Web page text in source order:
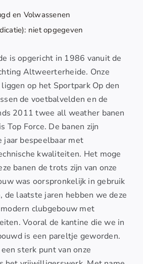
en Volwassenen
niet opgegeven
is opgericht in 1986 vanuit de
Altweerterheide. Onze
op het Sportpark Op den
de voetbalvelden en de
2011 twee all weather banen
Top Force. De banen zijn
jaar bespeelbaar met
kwaliteiten. Het moge
banen de trots zijn van onze
was oorspronkelijk in gebruik
de laatste jaren hebben we deze
clubgebouw met
Vooral de kantine die we in
is een pareltje geworden.
sterk punt van onze